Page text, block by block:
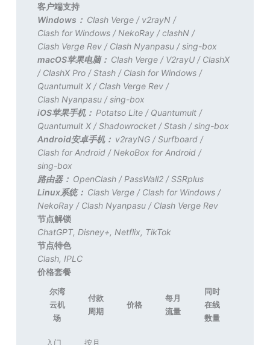
客户端支持
Windows： Clash Verge / v2rayN /
Clash for Windows / NekoRay /clashN /
Clash Verge Rev / Clash Nyanpasu /sing-box
macOS苹果电脑： Clash Verge / V2rayU / ClashX
/ ClashX Pro /Stash / Clash for Windows /
Quantumult X / Clash Verge Rev /
Clash Nyanpasu /sing-box
iOS苹果手机： Potatso Lite / Quantumult /
Quantumult X /Shadowrocket /Stash /sing-box
Android安卓手机： v2rayNG /Surfboard /
Clash for Android / NekoBox for Android /
sing-box
路由器： OpenClash / PassWall2 /SSRplus
Linux系统： Clash Verge / Clash for Windows /
NekoRay / Clash Nyanpasu / Clash Verge Rev
节点解锁
ChatGPT, Disney+, Netflix, TikTok
节点特色
Clash, IPLC
价格套餐
尔湾
云机
场
付款
周期
价格
每月
流量
同时
在线
数量
入门
按月